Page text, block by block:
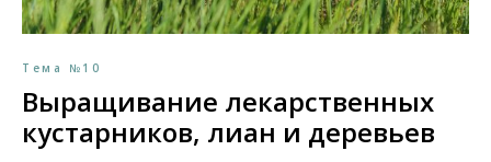
Тема №10
Выращивание лекарственных
кустарников, лиан и деревьев